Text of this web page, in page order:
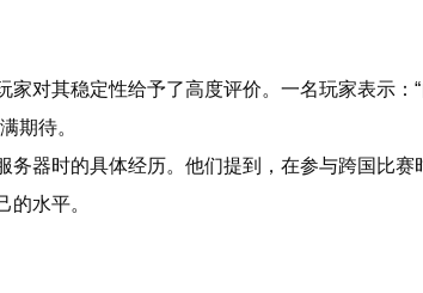
对其稳定性给予了高度评价。一名玩家表示
期待。
器时的具体经历。他们提到，在参与跨国比
的水平。